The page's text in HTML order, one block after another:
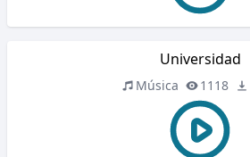
Universidad
Música 1118